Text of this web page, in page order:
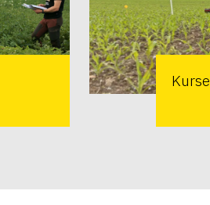
Kurse